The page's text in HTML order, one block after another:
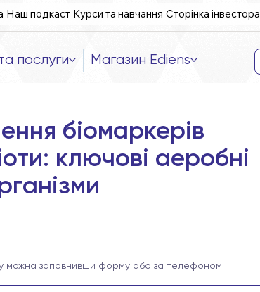
Наш подкаст Курси та навчання Сторінка інвестора
послуги Магазин Ediens
біомаркерів
ключові аеробні
можна заповнивши форму або за телефоном